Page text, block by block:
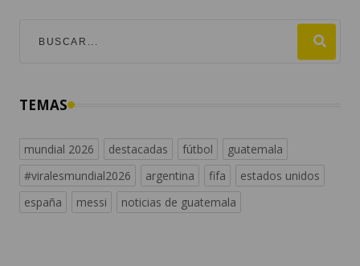
TEMAS
mundial 2026 destacadas fútbol
guatemala
#viralesmundial2026
argentina fifa
estados unidos
españa
messi noticias de guatemala